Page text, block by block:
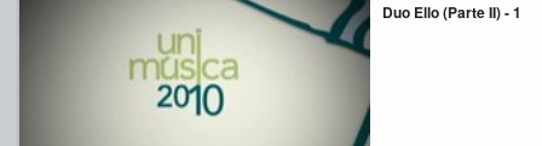
Duo Ello (Parte II) - 1